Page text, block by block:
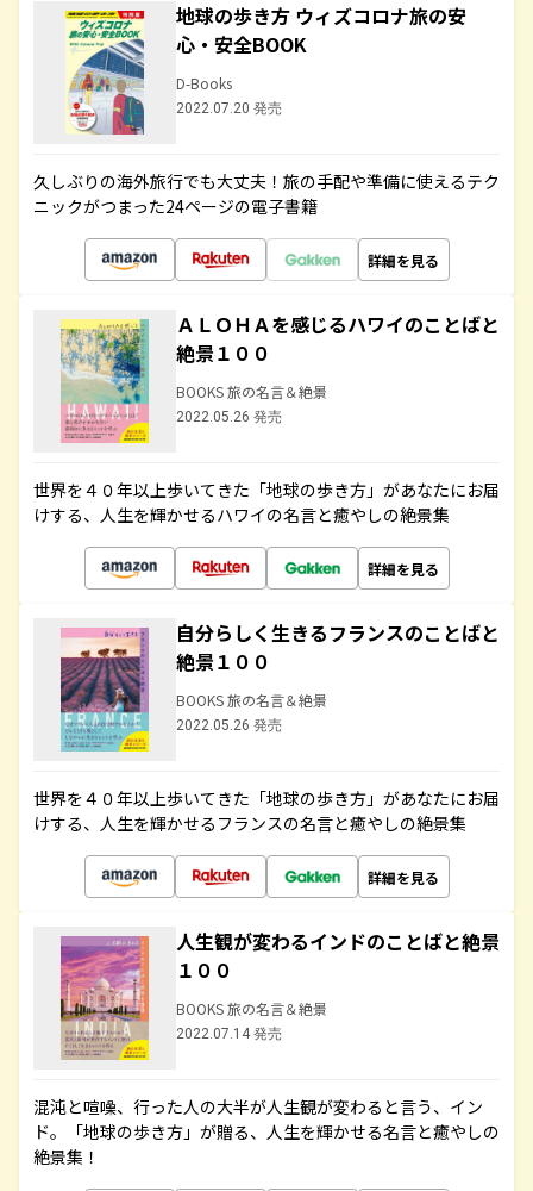
地球の歩き方 ウィズコロナ旅の安
心・安全BOOK
D-Books
2022.07.20 発売
久しぶりの海外旅行でも大丈夫！旅の手配や準備に使えるテク
ニックがつまった24ページの電子書籍
詳細を見る
ＡＬＯＨＡを感じるハワイのことばと
絶景１００
BOOKS 旅の名言＆絶景
2022.05.26 発売
世界を４０年以上歩いてきた「地球の歩き方」があなたにお届
けする、人生を輝かせるハワイの名言と癒やしの絶景集
詳細を見る
自分らしく生きるフランスのことばと
絶景１００
BOOKS 旅の名言＆絶景
2022.05.26 発売
世界を４０年以上歩いてきた「地球の歩き方」があなたにお届
けする、人生を輝かせるフランスの名言と癒やしの絶景集
詳細を見る
人生観が変わるインドのことばと絶景
１００
BOOKS 旅の名言＆絶景
2022.07.14 発売
混沌と喧噪、行った人の大半が人生観が変わると言う、イン
ド。「地球の歩き方」が贈る、人生を輝かせる名言と癒やしの
絶景集！